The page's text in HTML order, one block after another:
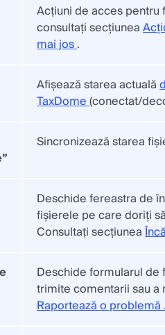
Acțiuni de acces
consultați secțiunea
mai jos.
Afișează starea actuală
TaxDome(conectat/
Sincronizează starea
Deschide fereastra de
fișierele pe care doriți
Consultați secțiunea
Deschide formularul de
trimite comentarii sau
Raportează o problemă